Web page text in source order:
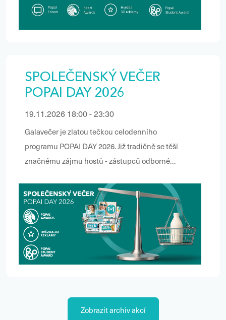
SPOLEČENSKÝ VEČER
POPAI DAY 2026
19.11.2026 18:00 - 23:30
Galavečer je zlatou tečkou celodenního
programu POPAI DAY 2026. Již tradičně se těší
značnému zájmu hostů - zástupců odborné
příležitostí, úžasné atmosféře a zábavě.
Slavnostní vyhlášení vítězů soutěží je prestižním
oceněním tvorby a realizací těch nejlepších v
našem oboru. Skvělý catering, výborné pivo
značek Plzeňský Prazdroj a Proud, ochutnávky
vín a dalších nápojů… Prostě tady nesmíte
Zobrazit archiv akcí